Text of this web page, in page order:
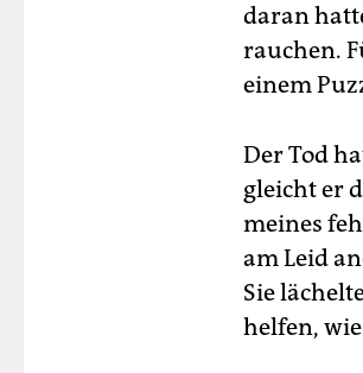
daran
rauchen.
einem
Der Tod
gleicht er
meines
am Leid
Sie
helfen,